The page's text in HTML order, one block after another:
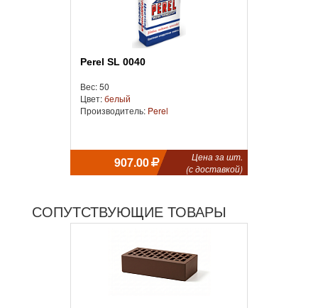
Perel SL 0040
Вес: 50
Цвет:белый
Производитель: Perel
907.00
Цена за шт.
(с доставкой)
СОПУТСТВУЮЩИЕ ТОВАРЫ